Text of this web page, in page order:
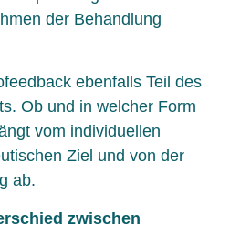
der Behandlung
ebenfalls Teil des
Ob und in welcher Form
vom individuellen
Ziel und von der
ab.
zwischen